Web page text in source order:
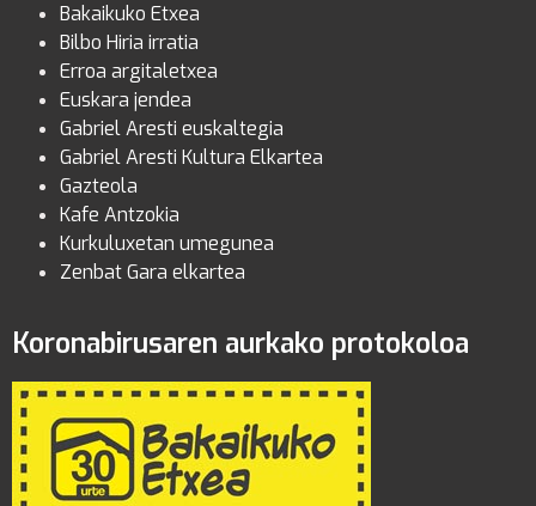
Bakaikuko Etxea
Bilbo Hiria irratia
Erroa argitaletxea
Euskara jendea
Gabriel Aresti euskaltegia
Gabriel Aresti Kultura Elkartea
Gazteola
Kafe Antzokia
Kurkuluxetan umegunea
Zenbat Gara elkartea
Koronabirusaren aurkako protokoloa